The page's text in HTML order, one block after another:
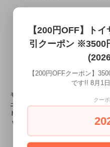
モンストロール フィギ
ュアコレクション [2.オ
トトブブレ(Neon Yello
w)]【ネコポス配送対
ダイキャ
セット(
【200円OFF】ト
引クーポン ※3500
【200円OFFクーポン】
です!! 8月1
クー